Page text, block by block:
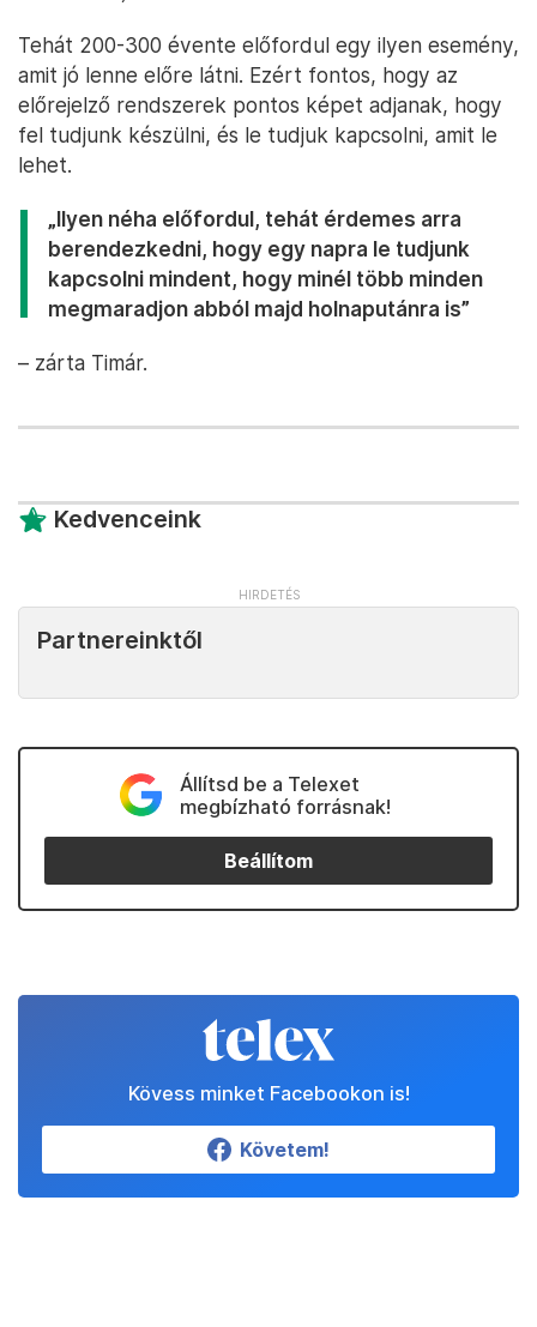
Tehát 200-300 évente előfordul egy ilyen esemény,
amit jó lenne előre látni. Ezért fontos, hogy az
előrejelző rendszerek pontos képet adjanak, hogy
fel tudjunk készülni, és le tudjuk kapcsolni, amit le
lehet.
„Ilyen néha előfordul, tehát érdemes arra
berendezkedni, hogy egy napra le tudjunk
kapcsolni mindent, hogy minél több minden
megmaradjon abból majd holnaputánra is”
– zárta Timár.
Kedvenceink
Partnereinktől
Állítsd be a Telexet
megbízható forrásnak!
Beállítom
Kövess minket Facebookon is!
Követem!